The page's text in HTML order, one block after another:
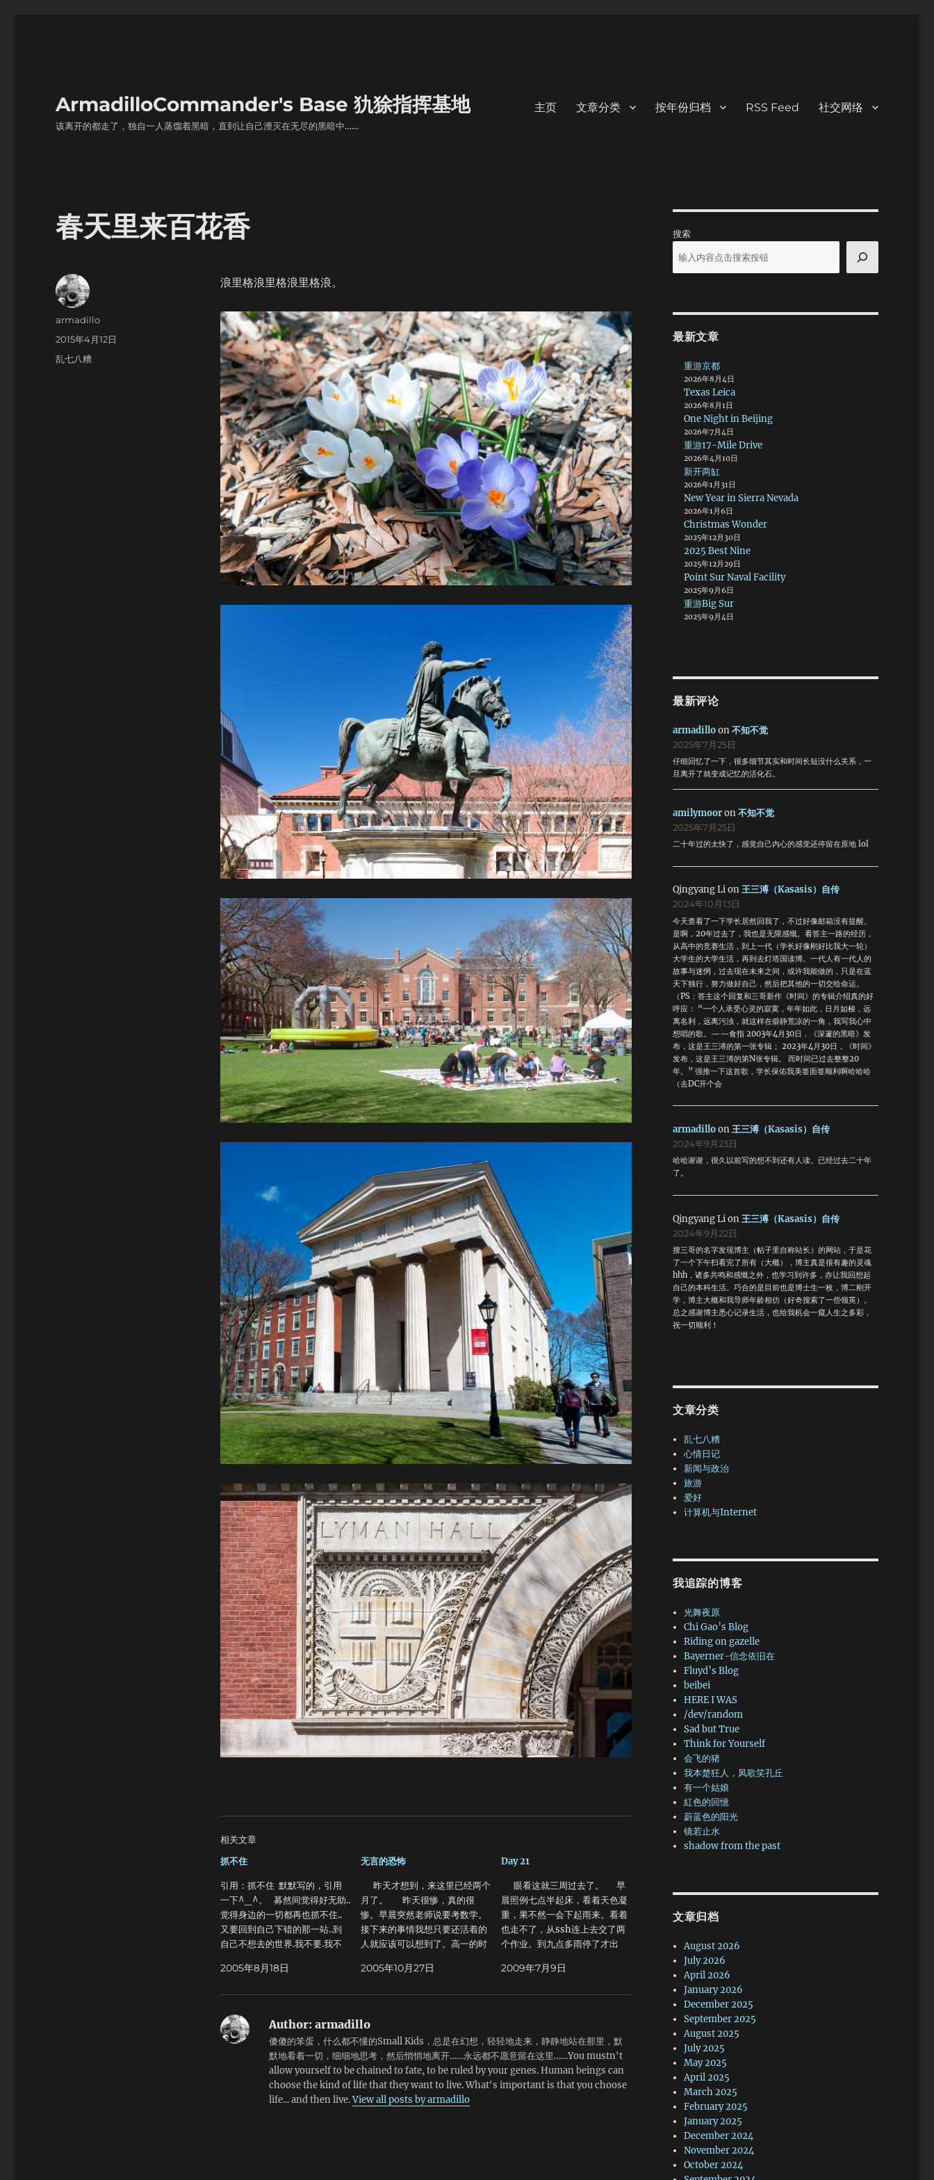
ArmadilloCommander's Base 犰狳指挥基地
该离开的都走了，独自一人蒸馏着黑暗，直到让自己湮灭在无尽的黑暗中……
主页 文章分类 按年份归档 RSS Feed 社交网络
春天里来百花香
浪里格浪里格浪里格浪。
相关文章
抓不住
引用：抓不住 默默写的，引用
一下^_^。 募然间觉得好无助..
觉得身边的一切都再也抓不住..
又要回到自己下错的那一站..到
自己不想去的世界.我不要.我不
酿永远打造不出来任何剧情,我一
央...忽然大家都定格,我踩着飞溅
在空中的水滴跑来跑去.殊不知定
格的其实只有我而已,又是寂寥的
一相情愿...又是一场欢喜一场空.
又再抓不住一切的一切的一切..
暂时不想再寻找,我仅仅满足与一
杯浓浓的热可可...希望冬季可以
2005年8月18日
无言的恐怖
昨天才想到，来这里已经两个
月了。 昨天很惨，真的很
惨。早晨突然老师说要考数学。
接下来的事情我想只要还活着的
人就应该可以想到了。高一的时
做题。我非常非常笨，笨到自己
的书。即使是这样，那一年我的
数学也从来没有及格过…… 昨
天其实还算不错，至少能及格
了。但这绝对不是我想要的。
到了高二，索性不去管它，成绩
居然有了一定的回升，让人不可
思议。我真的不应该学数学。陈
2005年10月27日
Day 21
眼看这就三周过去了。 早
晨照例七点半起床，看着天色凝
重，果不然一会下起雨来。看着
也走不了，从ssh连上去交了两
个作业。到九点多雨停了才出
发的一封邮件，内容如下：Dear
opportunity wisely. 哈哈哈
哈。这个教授真有意思。 中午
和别人联系了一下，走了很远到
23th St.去买一个二手电饭锅，
2009年7月9日
Author:armadillo
傻傻的笨蛋，什么都不懂的Small Kids，总是在幻想，轻轻地走来，静静地站在那里，默
默地看着一切，细细地思考，然后悄悄地离开……永远都不愿意留在这里……You mustn't
allow yourself to be chained to fate, to be ruled by your genes. Human beings can
choose the kind of life that they want to live. What's important is that you choose
life... and then live.View all posts by armadillo
Author
armadillo
Posted
on
2015年4月12日
Categories
乱七八糟
搜索
最新文章
重游京都
2026年8月4日
Texas Leica
2026年8月1日
One Night in Beijing
2026年7月4日
重游17-Mile Drive
2026年4月10日
新开两缸
2026年1月31日
New Year in Sierra Nevada
2026年1月6日
Christmas Wonder
2025年12月30日
2025 Best Nine
2025年12月29日
Point Sur Naval Facility
2025年9月6日
重游Big Sur
2025年9月4日
最新评论
armadilloon不知不觉
2025年7月25日
仔细回忆了一下，很多细节其实和时间长短没什么关系，一
旦离开了就变成记忆的活化石。
amilymooron不知不觉
2025年7月25日
二十年过的太快了，感觉自己内心的感觉还停留在原地 lol
Qingyang Lion王三溥（Kasasis）自传
2024年10月13日
今天查看了一下学长居然回我了，不过好像邮箱没有提醒。
是啊，20年过去了，我也是无限感慨。看答主一路的经历，
从高中的竞赛生活，到上一代（学长好像刚好比我大一轮）
大学生的大学生活，再到去灯塔国读博。一代人有一代人的
故事与迷惘，过去现在未来之间，或许我能做的，只是在蓝
天下独行，努力做好自己，然后把其他的一切交给命运。
（PS：答主这个回复和三哥新作《时间》的专辑介绍真的好
呼应： “一个人承受心灵的寂寞，年年如此，日月如梭，远
离名利，远离污浊，就这样在僻静荒凉的一角，我写我心中
想唱的歌。——食指 2003年4月30日，《深邃的黑暗》发
布，这是王三溥的第一张专辑； 2023年4月30日，《时间》
发布，这是王三溥的第N张专辑。 而时间已过去整整20
年。” 强推一下这首歌，学长保佑我美签面签顺利啊哈哈哈
（去DC开个会
armadilloon王三溥（Kasasis）自传
2024年9月23日
哈哈谢谢，很久以前写的想不到还有人读。已经过去二十年
了。
Qingyang Lion王三溥（Kasasis）自传
2024年9月22日
搜三哥的名字发现博主（帖子里自称站长）的网站，于是花
了一个下午扫看完了所有（大概），博主真是很有趣的灵魂
hhh，诸多共鸣和感慨之外，也学习到许多，亦让我回想起
自己的本科生活。巧合的是目前也是博士生一枚，博二刚开
学，博主大概和我导师年龄相仿（好奇搜索了一些领英）。
总之感谢博主悉心记录生活，也给我机会一窥人生之多彩，
祝一切顺利！
文章分类
乱七八糟
心情日记
新闻与政治
旅游
爱好
计算机与Internet
我追踪的博客
光舞夜原
Chi Gao’s Blog
Riding on gazelle
Bayerner-信念依旧在
Fluyd’s Blog
beibei
HERE I WAS
/dev/random
Sad but True
Think for Yourself
会飞的猪
我本楚狂人，凤歌笑孔丘
有一个姑娘
紅色的回憶
蔚蓝色的阳光
镜若止水
shadow from the past
文章归档
August 2026
July 2026
April 2026
January 2026
December 2025
September 2025
August 2025
July 2025
May 2025
April 2025
March 2025
February 2025
January 2025
December 2024
November 2024
October 2024